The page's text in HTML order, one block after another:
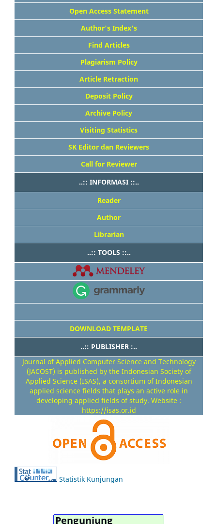
Open Access Statement
Author's Index's
Find Articles
Plagiarism Policy
Article Retraction
Deposit Policy
Archive Policy
Visiting Statistics
SK Editor dan Reviewers
Call for Reviewer
..:: INFORMASI ::..
Reader
Author
Librarian
..:: TOOLS ::..
DOWNLOAD TEMPLATE
..:: PUBLISHER :..
Journal of Applied Computer Science and Technology
(JACOST) is published by the Indonesian Society of
Applied Science (ISAS), a consortium of Indonesian
applied science fields that plays an active role in
developing applied fields of study. Website :
https://isas.or.id
Statistik Kunjungan